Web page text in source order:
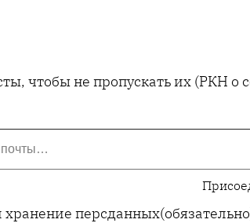
чтобы не пропускать их (РКН о
хранение персданных